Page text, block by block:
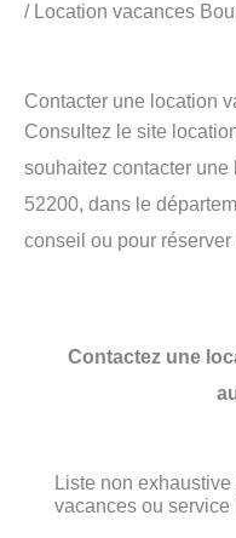
/ Location vacances
Contacter une location
Consultez le site
souhaitez contacter
52200, dans le
conseil ou pour
Contactez une
Liste non
vacances ou service